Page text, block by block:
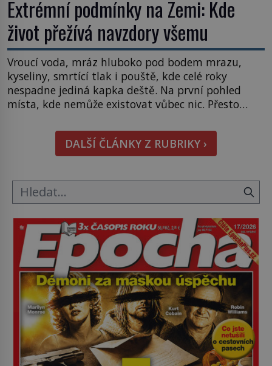
Extrémní podmínky na Zemi: Kde
život přežívá navzdory všemu
Vroucí voda, mráz hluboko pod bodem mrazu,
kyseliny, smrtící tlak i pouště, kde celé roky
nespadne jediná kapka deště. Na první pohled
místa, kde nemůže existovat vůbec nic. Přesto
posouvají hranice života. Každý nový nález mění
naše představy o tom, co všechno dokáže příroda a
napovídá, kde bychom jednou […]
DALŠÍ ČLÁNKY Z RUBRIKY ›